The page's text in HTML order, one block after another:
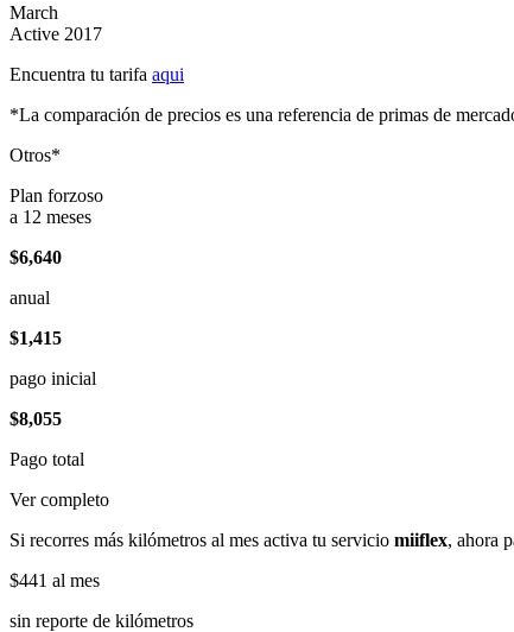
March
Active 2017
Encuentra tu tarifa aqui
*La comparación de precios es una referencia de primas de
Otros*
Plan forzoso
a 12 meses
$6,640
anual
$1,415
pago inicial
$8,055
Pago total
Ver completo
Si recorres más kilómetros al mes activa tu servicio miiflex, ahora
$441 al mes
sin reporte de kilómetros